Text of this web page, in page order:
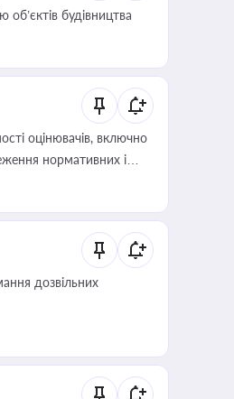
будівництва
оцінювачів, включно
нормативних і
дозвільних